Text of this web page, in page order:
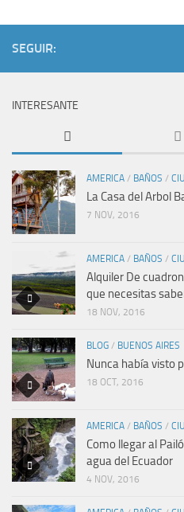
SEGUIR:
INTERESANTE
AMERICA / BAÑOS /
La Casa del Arbol
7 NOV, 2016
AMERICA / BAÑOS /
Alquiler De
que necesitas
18 NOV, 2016
BLOG / BUENOS AIRES
Nunca había visto
18 OCT, 2016
AMERICA / BAÑOS /
Como llegar al
agua del Ecuador
4 NOV, 2016